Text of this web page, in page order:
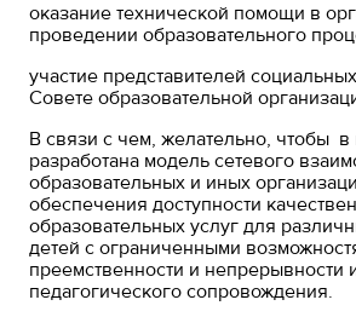
оказание технической помощи в
проведении образовательного
участие представителей
Совете образовательной
В связи с чем, желательно, чтобы
разработана модель сетевого
образовательных и иных
обеспечения доступности
образовательных услуг для
детей с ограниченными
преемственности и непрерывности
педагогического сопровождения.